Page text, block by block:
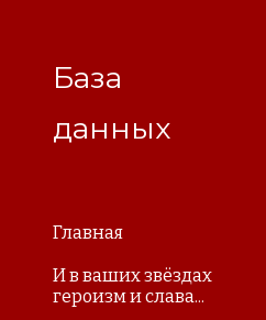
База
данных
Главная
И в ваших звёздах
героизм и слава...